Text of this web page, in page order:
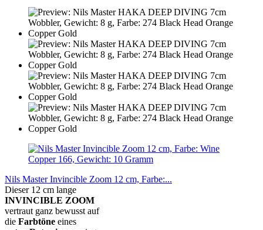
Nils Master Invincible Zoom 12 cm, Farbe:...
Dieser 12 cm lange
INVINCIBLE ZOOM
vertraut ganz bewusst auf
die Farbtöne eines